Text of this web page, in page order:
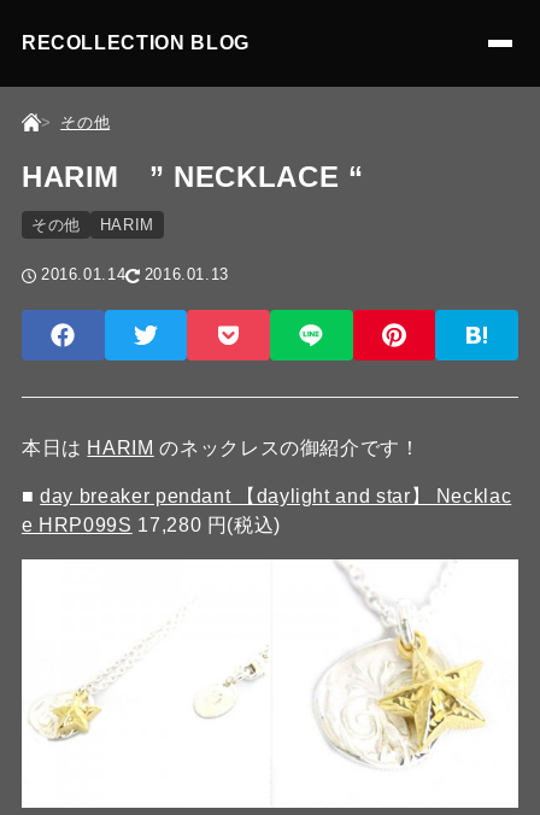
RECOLLECTION BLOG
その他
HARIM ” NECKLACE “
その他 HARIM
2016.01.14 2016.01.13
本日は HARIM のネックレスの御紹介です！
■day breaker pendant 【daylight and star】 Necklac
e HRP099S 17,280 円(税込)